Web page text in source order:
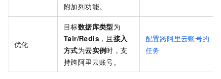
附加列功能。
优化
目标数据库类型为
Tair/Redis ，且 接入
方式为云实例时，支
持跨阿里云账号。
配置跨阿里云账号的
任务